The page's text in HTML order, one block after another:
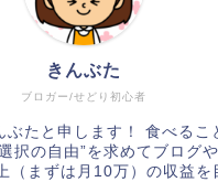
ブロガー/せどり初心者
きんぶた
ぶたと申します！ 食べるこ
択の自由”を求めてブログ
（まずは月10万）の収益を